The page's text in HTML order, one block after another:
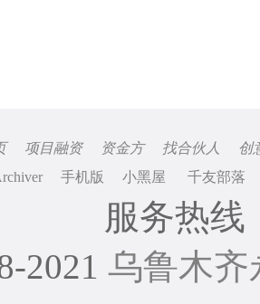
项目融资 资金方 找合伙人
创
手机版 小黑屋 千友部落
服务热线
2021 乌鲁木齐